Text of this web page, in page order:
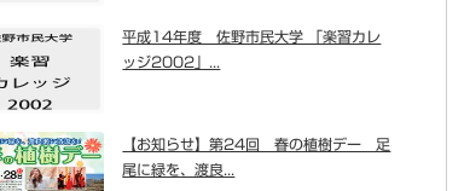
平成14年度 佐野市民大学 「楽習カレ
ッジ2002」...
【お知らせ】第24回 春の植樹デー 足
尾に緑を、渡良...